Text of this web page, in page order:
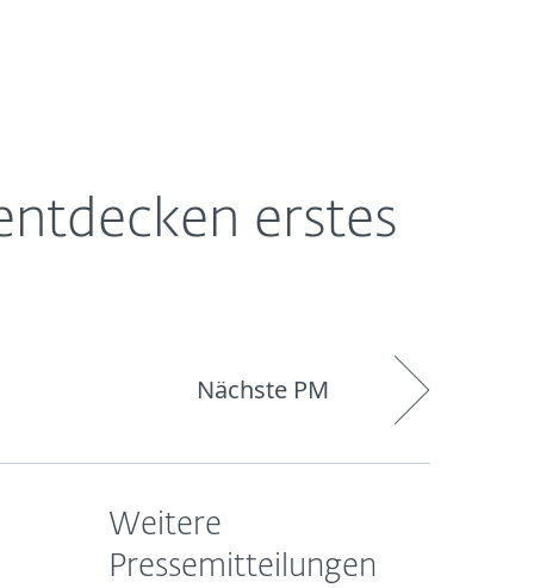
erstes
Nächste PM
Weitere
Pressemitteilungen